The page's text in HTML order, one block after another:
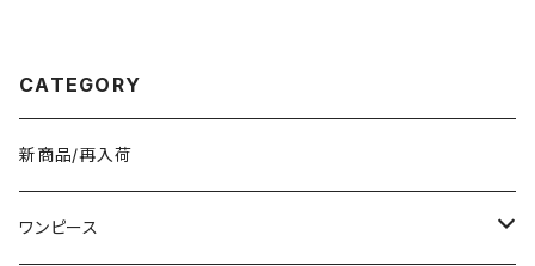
ク デート 通勤バッグ オフィスカ
フィス カジュアル OL 上品 大人
53
深Vネック ベージュ シンプル 1
CATEGORY
新商品/再入荷
ワンピース